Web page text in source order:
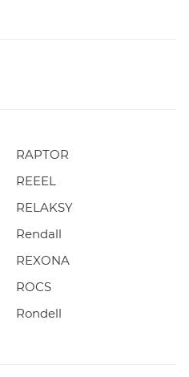
RAPTOR
REEEL
RELAKSY
Rendall
REXONA
ROCS
Rondell